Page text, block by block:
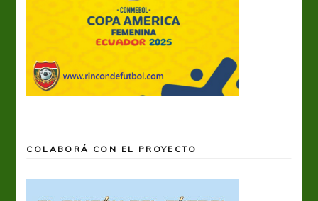
COLABORÁ CON EL PROYECTO